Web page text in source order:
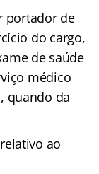
portador de
do cargo,
de saúde
médico
quando da
ao